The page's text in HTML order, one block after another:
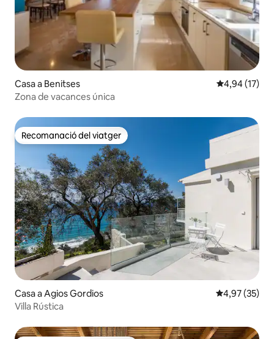
Casa a Benitses 4,94 de
4,94 (17)
Zona de vacances única
Recomanació del viatger
Recomanació del viatger
Casa a Agios Gordios 4,97 de
4,97 (35)
Villa Rústica